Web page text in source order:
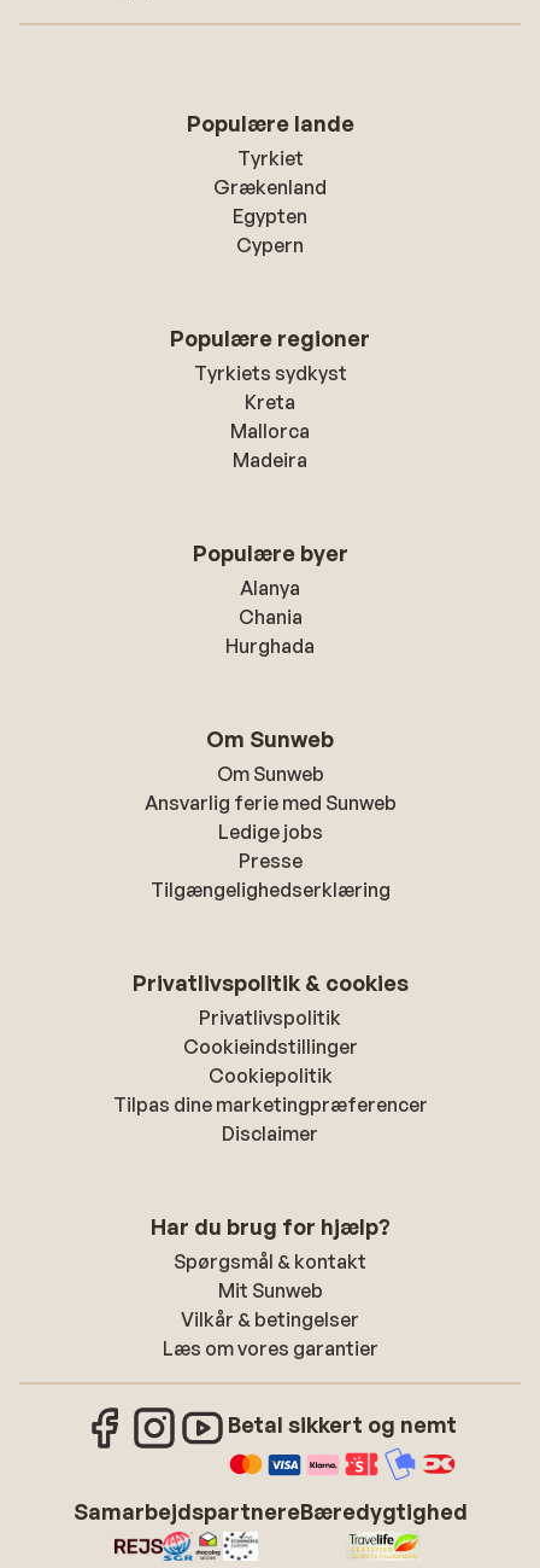
Populære lande
Tyrkiet
Grækenland
Egypten
Cypern
Populære regioner
Tyrkiets sydkyst
Kreta
Mallorca
Madeira
Populære byer
Alanya
Chania
Hurghada
Om Sunweb
Om Sunweb
Ansvarlig ferie med Sunweb
Ledige jobs
Presse
Tilgængelighedserklæring
Privatlivspolitik & cookies
Privatlivspolitik
Cookieindstillinger
Cookiepolitik
Tilpas dine marketingpræferencer
Disclaimer
Har du brug for hjælp?
Spørgsmål & kontakt
Mit Sunweb
Vilkår & betingelser
Læs om vores garantier
Betal sikkert og nemt
SamarbejdspartnereBæredygtighed